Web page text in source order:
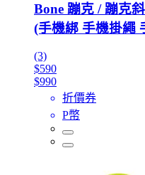
Bone 蹦克 / 蹦克
(手機綁 手機掛繩
(3)
$590
$990
折價券
P幣